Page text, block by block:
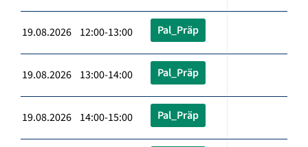
19.08.2026 12:00-13:00 Pal_Präp
19.08.2026 13:00-14:00 Pal_Präp
19.08.2026 14:00-15:00 Pal_Präp